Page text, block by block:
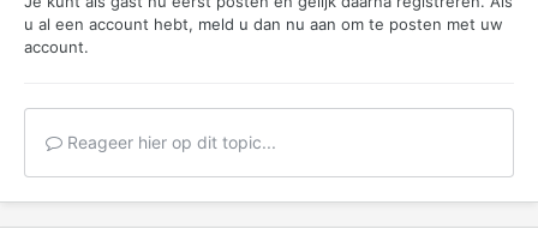
u al een account hebt, meld u dan nu aan om te posten met uw
account.
Reageer hier op dit topic...